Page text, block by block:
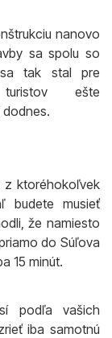
nanovo
sa spolu so
tak stal pre
ešte
z ktoréhokoľvek
budete musieť
že namiesto
do Súľova
15 minút.
podľa vašich
iba samotnú